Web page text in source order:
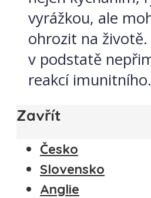
vyrážkou, ale
ohrozit na životě.
v podstatě
reakcí
Zavřít
Česko
Slovensko
Anglie